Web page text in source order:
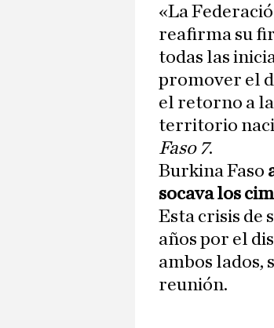
«La
reafirma su
todas las
promover el
el retorno a
territorio
Faso 7.
Burkina Faso
socava los
Esta crisis de
años por el
ambos lados,
reunión.